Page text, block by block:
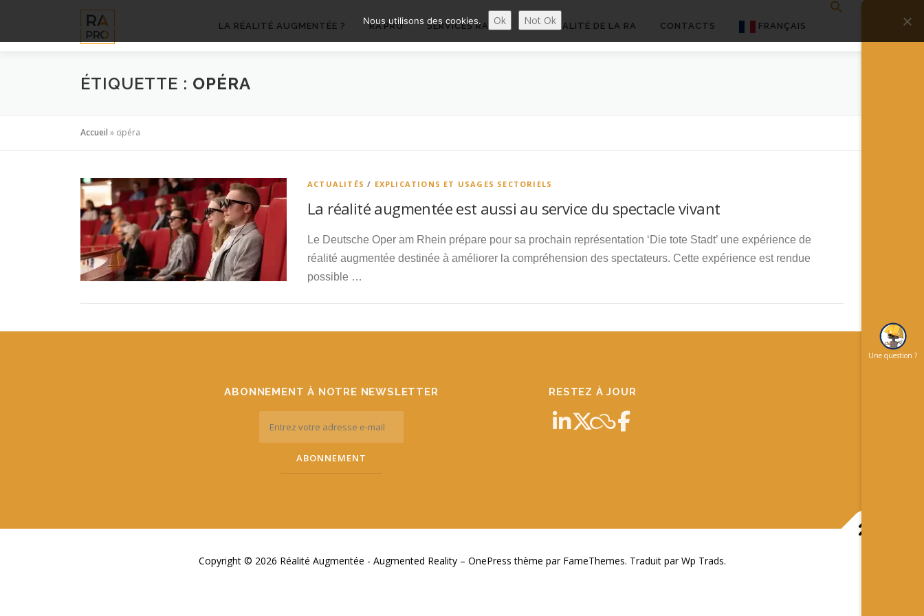
contenu
LA RÉALITÉ AUGMENTÉE ? RA’PRO SERVICES RA’PRO ACTUALITÉ DE LA RA CONTACTS FRANÇAIS
ÉTIQUETTE : OPÉRA
Accueil » opéra
ACTUALITÉS / EXPLICATIONS ET USAGES SECTORIELS
La réalité augmentée est aussi au service du spectacle vivant
Le Deutsche Oper am Rhein prépare pour sa prochain représentation ‘Die tote Stadt’ une expérience de
réalité augmentée destinée à améliorer la compréhension des spectateurs. Cette expérience est rendue
possible …
ABONNEMENT À NOTRE NEWSLETTER RESTEZ À JOUR
Copyright © 2026 Réalité Augmentée - Augmented Reality – OnePress thème par FameThemes. Traduit par Wp Trads.
Une question ?
Nous utilisons des cookies. Ok Not Ok